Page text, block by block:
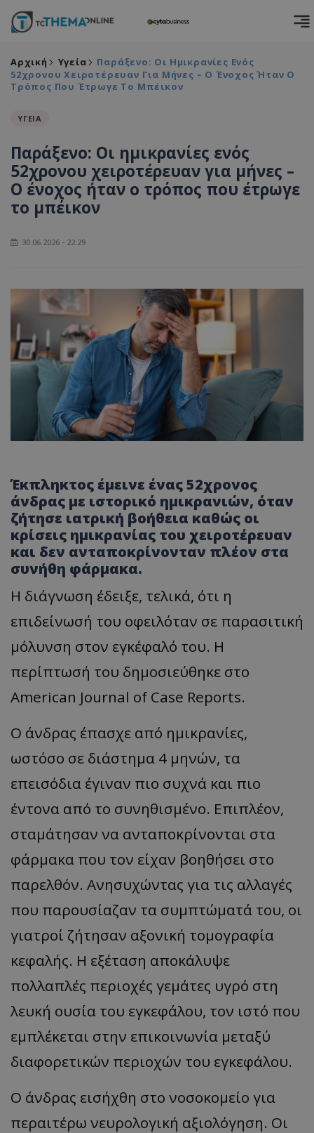
Αρχική Υγεία
Παράξενο: Οι Ημικρανίες Ενός
52χρονου Χειροτέρευαν Για Μήνες – Ο Ένοχος Ήταν Ο
Τρόπος Που Έτρωγε Το Μπέικον
ΥΓΕΙΑ
Παράξενο: Οι ημικρανίες ενός
52χρονου χειροτέρευαν για μήνες –
Ο ένοχος ήταν ο τρόπος που έτρωγε
το μπέικον
30.06.2026 - 22:29
Έκπληκτος έμεινε ένας 52χρονος
άνδρας με ιστορικό ημικρανιών, όταν
ζήτησε ιατρική βοήθεια καθώς οι
κρίσεις ημικρανίας του χειροτέρευαν
και δεν ανταποκρίνονταν πλέον στα
συνήθη φάρμακα.
Η διάγνωση έδειξε, τελικά, ότι η
επιδείνωσή του οφειλόταν σε παρασιτική
μόλυνση στον εγκέφαλό του. Η
περίπτωσή του δημοσιεύθηκε στο
American Journal of Case Reports.
Ο άνδρας έπασχε από ημικρανίες,
ωστόσο σε διάστημα 4 μηνών, τα
επεισόδια έγιναν πιο συχνά και πιο
έντονα από το συνηθισμένο. Επιπλέον,
σταμάτησαν να ανταποκρίνονται στα
φάρμακα που τον είχαν βοηθήσει στο
παρελθόν. Ανησυχώντας για τις αλλαγές
που παρουσίαζαν τα συμπτώματά του, οι
γιατροί ζήτησαν αξονική τομογραφία
κεφαλής. Η εξέταση αποκάλυψε
πολλαπλές περιοχές γεμάτες υγρό στη
λευκή ουσία του εγκεφάλου, τον ιστό που
εμπλέκεται στην επικοινωνία μεταξύ
διαφορετικών περιοχών του εγκεφάλου.
Ο άνδρας εισήχθη στο νοσοκομείο για
περαιτέρω νευρολογική αξιολόγηση. Οι